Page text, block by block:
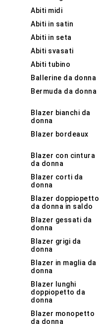
Abiti midi
Abiti in satin
Abiti in seta
Abiti svasati
Abiti tubino
Ballerine da donna
Bermuda da donna
Blazer bianchi da
donna
Blazer bordeaux
Blazer con cintura
da donna
Blazer corti da
donna
Blazer doppiopetto
da donna in saldo
Blazer gessati da
donna
Blazer grigi da
donna
Blazer in maglia da
donna
Blazer lunghi
doppiopetto da
donna
Blazer monopetto
da donna